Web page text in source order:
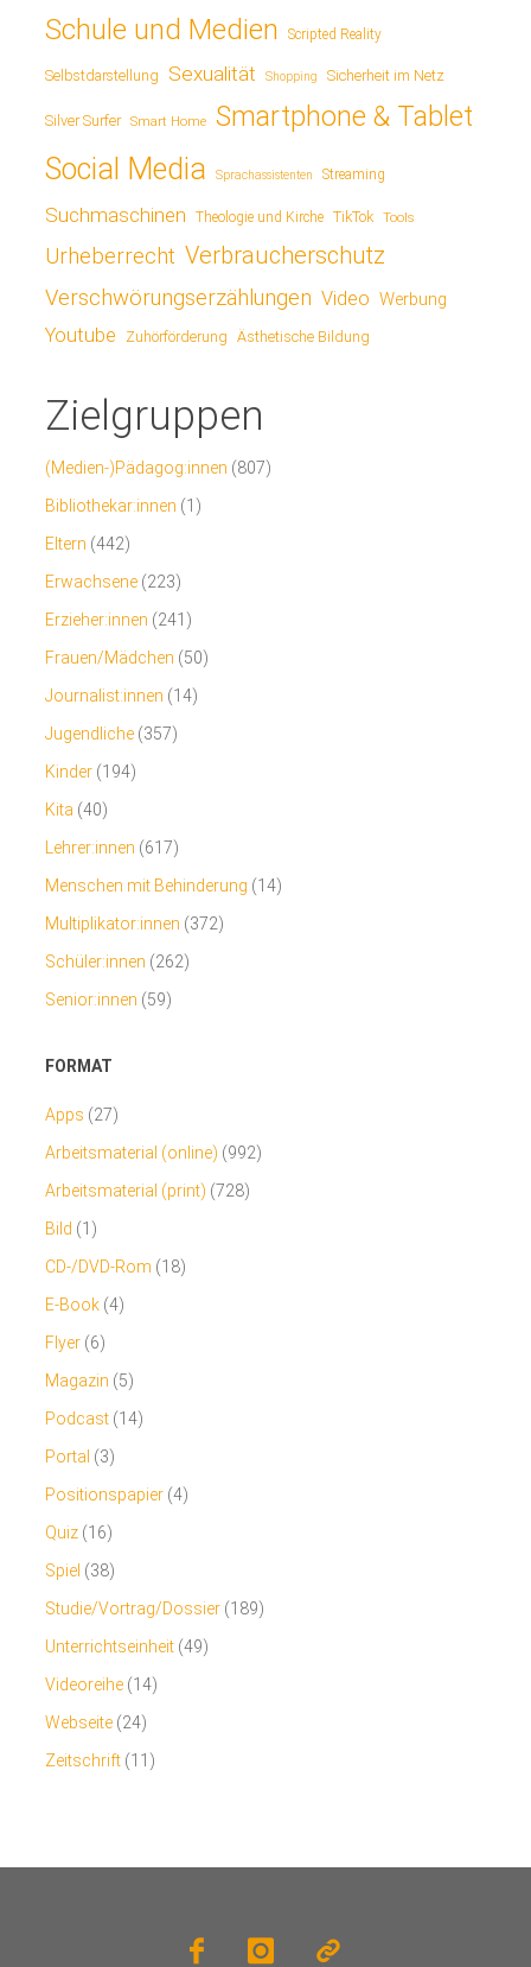
Schule und Medien Scripted Reality
Selbstdarstellung Sexualität Shopping Sicherheit im Netz
Silver Surfer Smart Home Smartphone & Tablet
Social Media Sprachassistenten Streaming
Suchmaschinen Theologie und Kirche TikTok Tools
Urheberrecht Verbraucherschutz
Verschwörungserzählungen Video Werbung
Youtube Zuhörförderung Ästhetische Bildung
Zielgruppen
(Medien-)Pädagog:innen (807)
Bibliothekar:innen (1)
Eltern (442)
Erwachsene (223)
Erzieher:innen (241)
Frauen/Mädchen (50)
Journalist:innen (14)
Jugendliche (357)
Kinder (194)
Kita (40)
Lehrer:innen (617)
Menschen mit Behinderung (14)
Multiplikator:innen (372)
Schüler:innen (262)
Senior:innen (59)
FORMAT
Apps (27)
Arbeitsmaterial (online) (992)
Arbeitsmaterial (print) (728)
Bild (1)
CD-/DVD-Rom (18)
E-Book (4)
Flyer (6)
Magazin (5)
Podcast (14)
Portal (3)
Positionspapier (4)
Quiz (16)
Spiel (38)
Studie/Vortrag/Dossier (189)
Unterrichtseinheit (49)
Videoreihe (14)
Webseite (24)
Zeitschrift (11)